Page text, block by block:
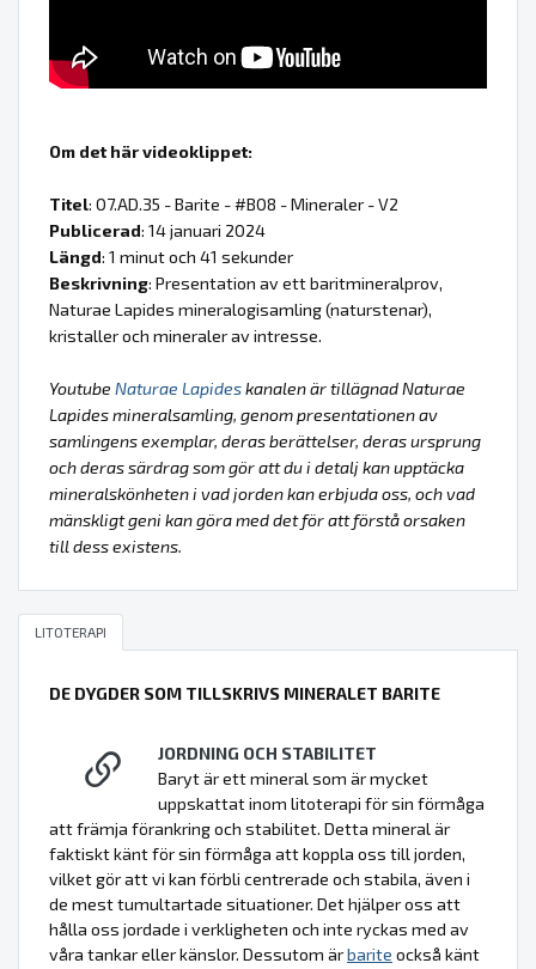
Om det här videoklippet:
Titel: 07.AD.35 - Barite - #B08 - Mineraler - V2
Publicerad: 14 januari 2024
Längd: 1 minut och 41 sekunder
Beskrivning: Presentation av ett baritmineralprov,
Naturae Lapides mineralogisamling (naturstenar),
kristaller och mineraler av intresse.
Youtube Naturae Lapideskanalen är tillägnad Naturae
Lapides mineralsamling, genom presentationen av
samlingens exemplar, deras berättelser, deras ursprung
och deras särdrag som gör att du i detalj kan upptäcka
mineralskönheten i vad jorden kan erbjuda oss, och vad
mänskligt geni kan göra med det för att förstå orsaken
till dess existens.
LITOTERAPI
DE DYGDER SOM TILLSKRIVS MINERALET BARITE
JORDNING OCH STABILITET
Baryt är ett mineral som är mycket
uppskattat inom litoterapi för sin förmåga
att främja förankring och stabilitet. Detta mineral är
faktiskt känt för sin förmåga att koppla oss till jorden,
vilket gör att vi kan förbli centrerade och stabila, även i
de mest tumultartade situationer. Det hjälper oss att
hålla oss jordade i verkligheten och inte ryckas med av
våra tankar eller känslor. Dessutom ärbarite också känt